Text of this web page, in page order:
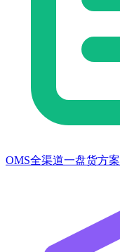
OMS全渠道一盘货方案